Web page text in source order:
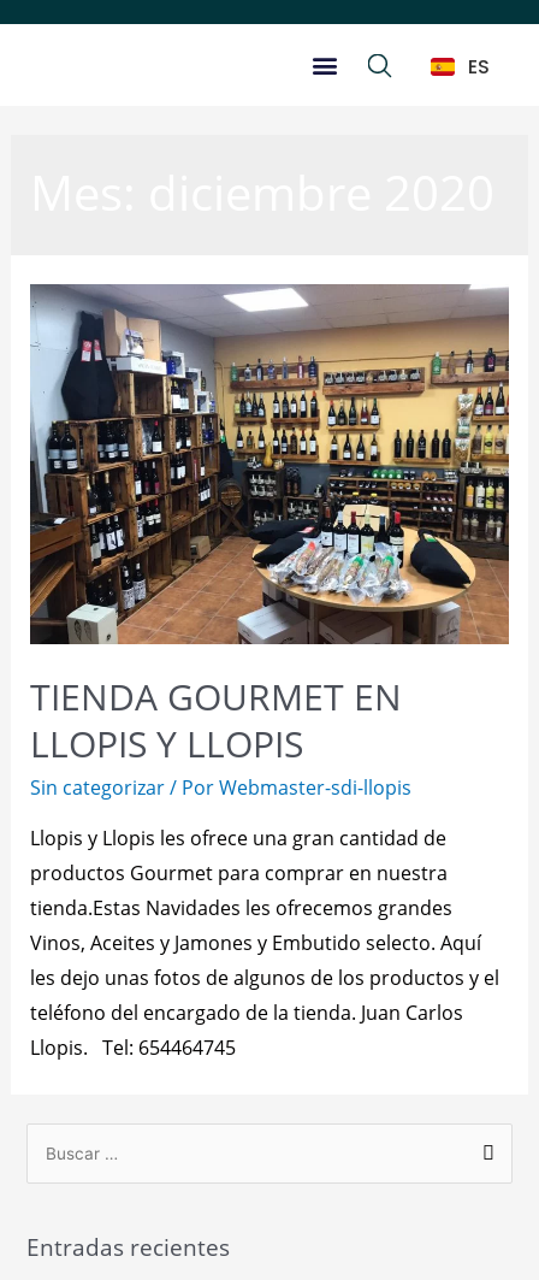
ES
TIENDA GOURMET EN
LLOPIS Y LLOPIS
Sin categorizar/ PorWebmaster-sdi-llopis
Llopis y Llopis les ofrece una gran cantidad de
productos Gourmet para comprar en nuestra
tienda.Estas Navidades les ofrecemos grandes
Vinos, Aceites y Jamones y Embutido selecto. Aquí
les dejo unas fotos de algunos de los productos y el
teléfono del encargado de la tienda. Juan Carlos
Llopis. Tel: 654464745
Entradas recientes